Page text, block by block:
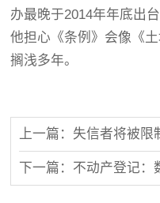
办最晚于2014年年底出
他担心《条例》会像《
搁浅多年。
上一篇：失信者将被限
下一篇：不动产登记：